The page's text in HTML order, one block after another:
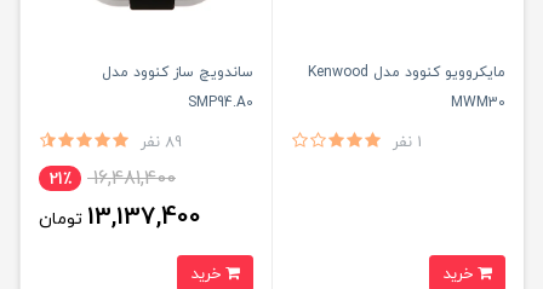
مایکروویو کنوود مدل Kenwood
MWM30
1 نفر
ساندویچ ساز کنوود مدل
SMP94.A0
89 نفر
16,481,400 21٪
13,137,400 تومان